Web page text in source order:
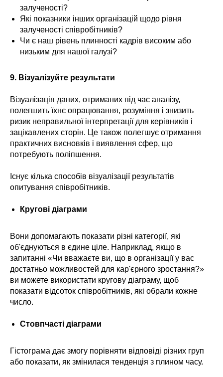
залученості?
Які показники інших організацій щодо рівня
залученості співробітників?
Чи є наш рівень плинності кадрів високим або
низьким для нашої галузі?
9. Візуалізуйте результати
Візуалізація даних, отриманих під час аналізу,
полегшить їхнє опрацювання, розуміння і знизить
ризик неправильної інтерпретації для керівників і
зацікавлених сторін. Це також полегшує отримання
практичних висновків і виявлення сфер, що
потребують поліпшення.
Існує кілька способів візуалізації результатів
опитування співробітників.
Кругові діаграми
Вони допомагають показати різні категорії, які
об'єднуються в єдине ціле. Наприклад, якщо в
запитанні «Чи вважаєте ви, що в організації у вас
достатньо можливостей для кар'єрного зростання?»
ви можете використати кругову діаграму, щоб
показати відсоток співробітників, які обрали кожне
число.
Стовпчасті діаграми
Гістограма дає змогу порівняти відповіді різних груп
або показати, як змінилася тенденція з плином часу.